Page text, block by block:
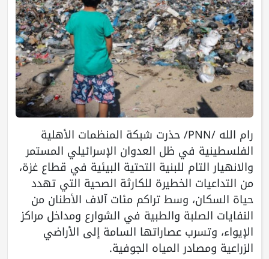
رام الله /PNN/ حذرت شبكة المنظمات الأهلية
الفلسطينية في ظل العدوان الإسرائيلي المستمر
والانهيار التام للبنية التحتية البيئية في قطاع غزة،
من التداعيات الخطيرة للكارثة الصحية التي تهدد
حياة السكان، وسط تراكم مئات آلاف الأطنان من
النفايات الصلبة والطبية في الشوارع ومداخل مراكز
الإيواء، وتسرب عصاراتها السامة إلى الأراضي
الزراعية ومصادر المياه الجوفية.